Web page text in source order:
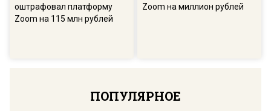
оштрафовал платформу
Zoom на 115 млн рублей
Zoom на миллион рублей
ПОПУЛЯРНОЕ